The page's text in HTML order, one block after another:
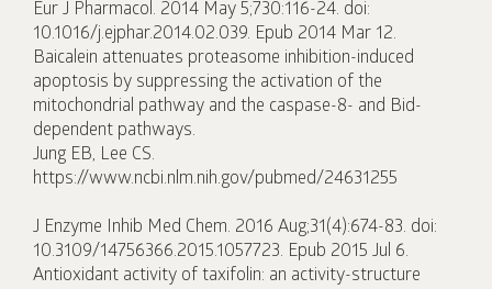
Eur J Pharmacol. 2014 May 5;730:116-24. doi:
10.1016/j.ejphar.2014.02.039. Epub 2014 Mar 12.
Baicalein attenuates proteasome inhibition-induced
apoptosis by suppressing the activation of the
mitochondrial pathway and the caspase-8- and Bid-
dependent pathways.
Jung EB, Lee CS.
https://www.ncbi.nlm.nih.gov/pubmed/24631255
J Enzyme Inhib Med Chem. 2016 Aug;31(4):674-83. doi:
10.3109/14756366.2015.1057723. Epub 2015 Jul 6.
Antioxidant activity of taxifolin: an activity-structure